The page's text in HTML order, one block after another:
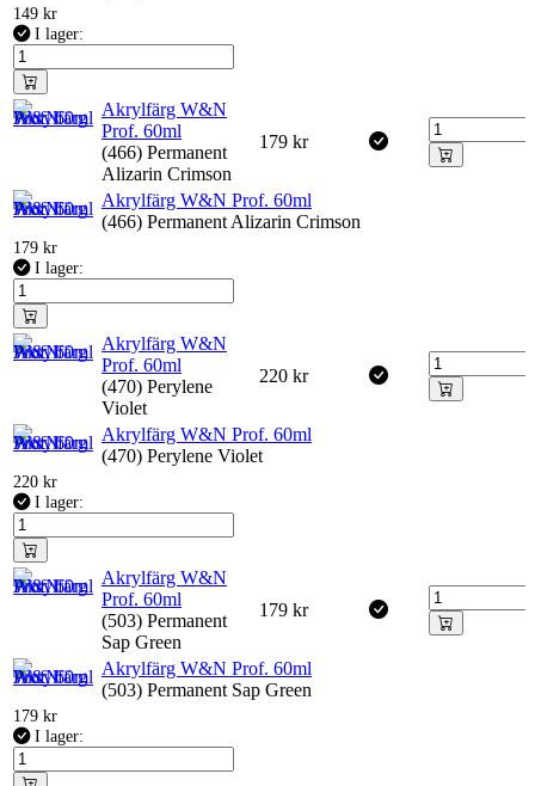
149 kr
I lager:
Akrylfärg W&N
Prof. 60ml
(466) Permanent
Alizarin Crimson
179 kr
Akrylfärg W&N Prof. 60ml
(466) Permanent Alizarin Crimson
179 kr
I lager:
Akrylfärg W&N
Prof. 60ml
(470) Perylene
Violet
220 kr
Akrylfärg W&N Prof. 60ml
(470) Perylene Violet
220 kr
I lager:
Akrylfärg W&N
Prof. 60ml
(503) Permanent
Sap Green
179 kr
Akrylfärg W&N Prof. 60ml
(503) Permanent Sap Green
179 kr
I lager: